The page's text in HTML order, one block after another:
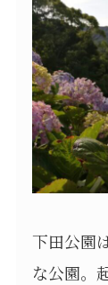
下田公園
な公園。